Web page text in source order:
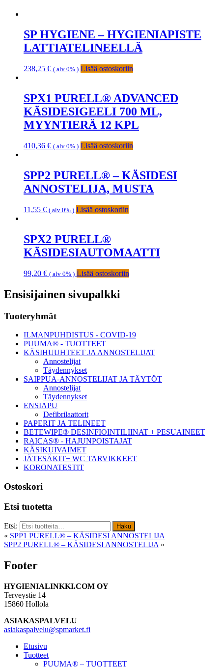
SP HYGIENE – HYGIENIAPISTE
LATTIATELINEELLÄ
238,25 € ( alv 0% ) Lisää ostoskoriin
SPX1 PURELL® ADVANCED
KÄSIDESIGEELI 700 ML,
MYYNTIERÄ 12 KPL
410,36 € ( alv 0% ) Lisää ostoskoriin
SPP2 PURELL® – KÄSIDESI
ANNOSTELIJA, MUSTA
11,55 € ( alv 0% ) Lisää ostoskoriin
SPX2 PURELL®
KÄSIDESIAUTOMAATTI
99,20 € ( alv 0% ) Lisää ostoskoriin
Ensisijainen sivupalkki
Tuoteryhmät
ILMANPUHDISTUS - COVID-19
PUUMA® - TUOTTEET
KÄSIHUUHTEET JA ANNOSTELIJAT
Annostelijat
Täydennykset
SAIPPUA-ANNOSTELIJAT JA TÄYTÖT
Annostelijat
Täydennykset
ENSIAPU
Defibrilaattorit
PAPERIT JA TELINEET
BETEWIPE® DESINFIOINTILIINAT + PESUAINEET
RAICAS® - HAJUNPOISTAJAT
KÄSIKUIVAIMET
JÄTESÄKIT+ WC TARVIKKEET
KORONATESTIT
Ostoskori
Etsi tuotetta
Etsi: Haku
« SPP1 PURELL® – KÄSIDESI ANNOSTELIJA
SPP2 PURELL® – KÄSIDESI ANNOSTELIJA»
Footer
HYGIENIALINKKI.COM OY
Terveystie 14
15860 Hollola
ASIAKASPALVELU
asiakaspalvelu@spmarket.fi
Etusivu
Tuotteet
PUUMA® – TUOTTEET